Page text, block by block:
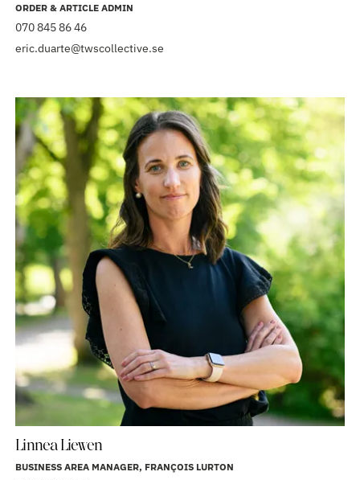
ORDER & ARTICLE ADMIN
070 845 86 46
eric.duarte@twscollective.se
Linnea Liewen
BUSINESS AREA MANAGER, FRANÇOIS LURTON